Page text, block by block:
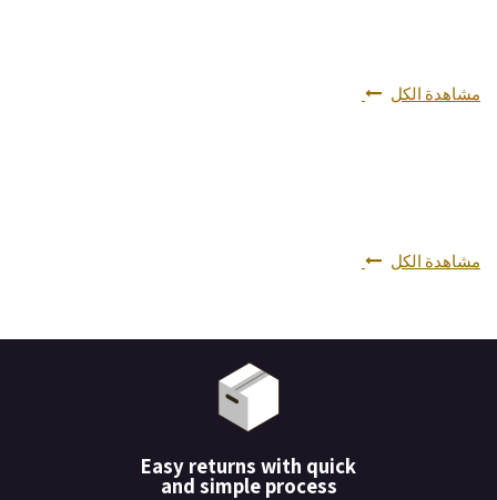
مشاهدة الكل
مشاهدة الكل
Easy returns with quick
and simple process